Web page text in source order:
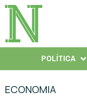
POLÍTICA
ECONOMIA